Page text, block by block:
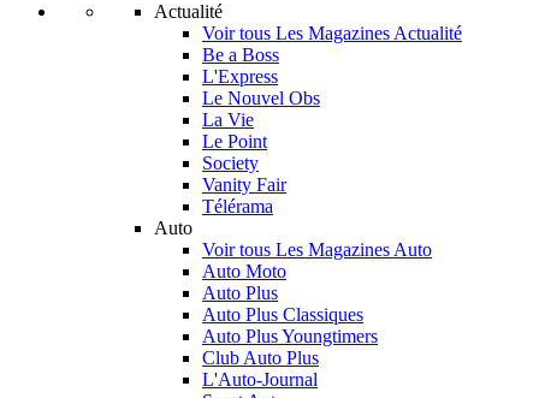
Actualité
Voir tous Les Magazines Actualité
Be a Boss
L'Express
Le Nouvel Obs
La Vie
Le Point
Society
Vanity Fair
Télérama
Auto
Voir tous Les Magazines Auto
Auto Moto
Auto Plus
Auto Plus Classiques
Auto Plus Youngtimers
Club Auto Plus
L'Auto-Journal